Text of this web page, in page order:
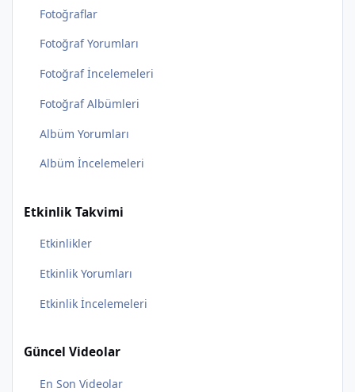
Fotoğraflar
Fotoğraf Yorumları
Fotoğraf İncelemeleri
Fotoğraf Albümleri
Albüm Yorumları
Albüm İncelemeleri
Etkinlik Takvimi
Etkinlikler
Etkinlik Yorumları
Etkinlik İncelemeleri
Güncel Videolar
En Son Videolar